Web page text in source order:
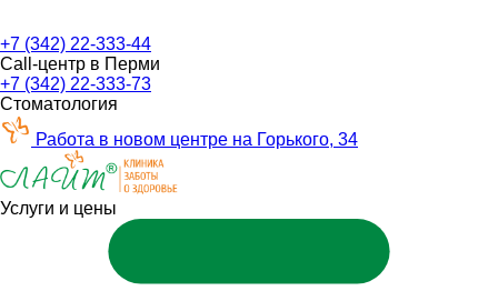
+7 (342) 22-333-44
Call-центр в Перми
+7 (342) 22-333-73
Стоматология
Работа в новом центре на Горького, 34
Услуги и цены